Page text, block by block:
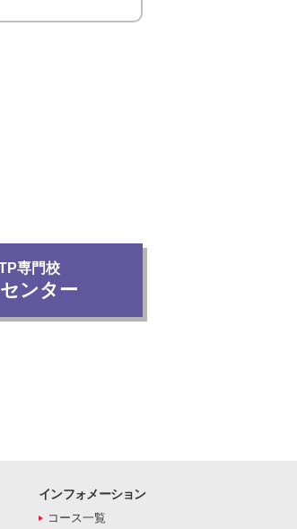
専門校
ンター
インフォメーション
コース一覧